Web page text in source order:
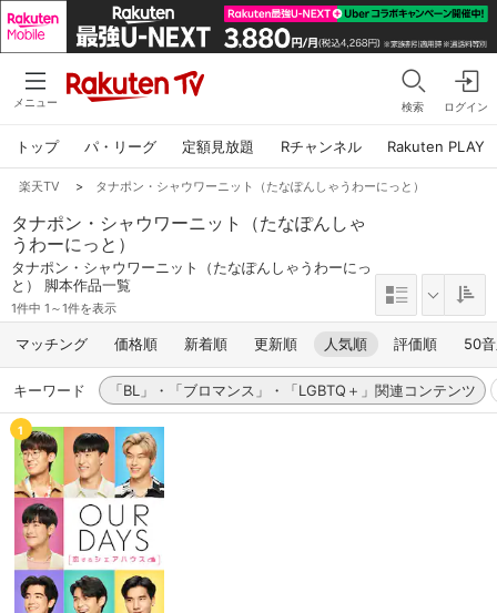
メニュー 検索 ログイン
トップ パ・リーグ 定額見放題 Rチャンネル Rakuten PLAY
楽天TV > タナポン・シャウワーニット（たなぽんしゃうわーにっと）
タナポン・シャウワーニット（たなぽんしゃ
うわーにっと）
タナポン・シャウワーニット（たなぽんしゃうわーにっ
と） 脚本作品一覧
1件中 1～1件を表示
マッチング 価格順 新着順 更新順 人気順 評価順 50
キーワード 「BL」・「ブロマンス」・「LGBTQ＋」関連コンテンツ
1